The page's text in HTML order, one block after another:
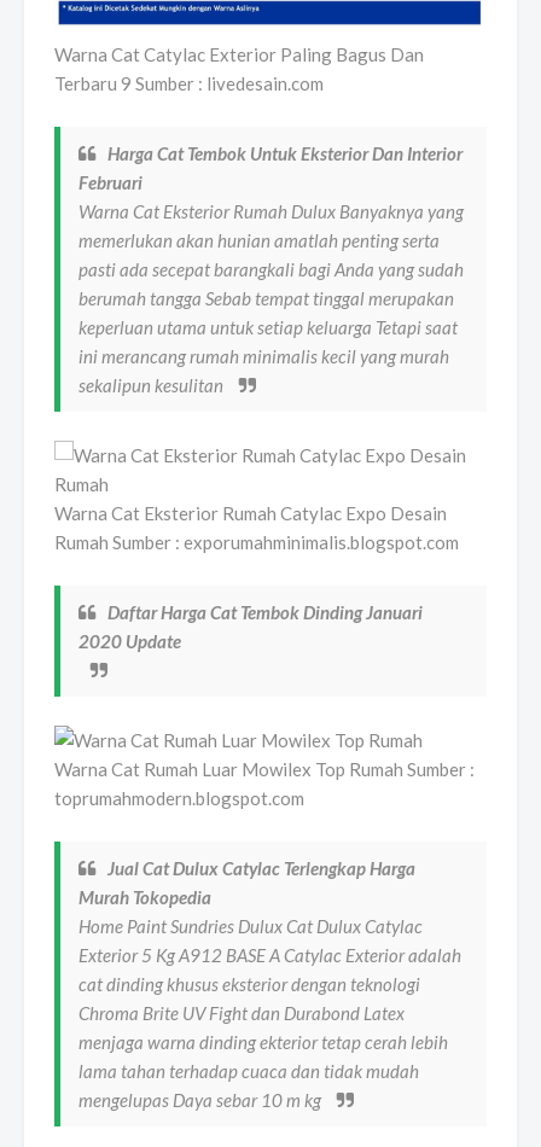
Warna Cat Catylac Exterior Paling Bagus Dan
Terbaru 9 Sumber : livedesain.com
Harga Cat Tembok Untuk Eksterior Dan Interior
Februari
Warna Cat Eksterior Rumah Dulux Banyaknya yang
memerlukan akan hunian amatlah penting serta
pasti ada secepat barangkali bagi Anda yang sudah
berumah tangga Sebab tempat tinggal merupakan
keperluan utama untuk setiap keluarga Tetapi saat
ini merancang rumah minimalis kecil yang murah
sekalipun kesulitan
Warna Cat Eksterior Rumah Catylac Expo Desain
Rumah Sumber : exporumahminimalis.blogspot.com
Daftar Harga Cat Tembok Dinding Januari
2020 Update
Warna Cat Rumah Luar Mowilex Top Rumah Sumber :
toprumahmodern.blogspot.com
Jual Cat Dulux Catylac Terlengkap Harga
Murah Tokopedia
Home Paint Sundries Dulux Cat Dulux Catylac
Exterior 5 Kg A912 BASE A Catylac Exterior adalah
cat dinding khusus eksterior dengan teknologi
Chroma Brite UV Fight dan Durabond Latex
menjaga warna dinding ekterior tetap cerah lebih
lama tahan terhadap cuaca dan tidak mudah
mengelupas Daya sebar 10 m kg